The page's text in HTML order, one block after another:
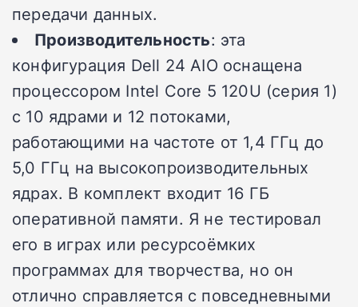
передачи данных.
Производительность: эта
конфигурация Dell 24 AIO оснащена
процессором Intel Core 5 120U (серия 1)
с 10 ядрами и 12 потоками,
работающими на частоте от 1,4 ГГц до
5,0 ГГц на высокопроизводительных
ядрах. В комплект входит 16 ГБ
оперативной памяти. Я не тестировал
его в играх или ресурсоёмких
программах для творчества, но он
отлично справляется с повседневными